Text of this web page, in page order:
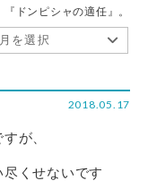
『ドンピシャの適任』。
2018.05.17
が、
くせないです